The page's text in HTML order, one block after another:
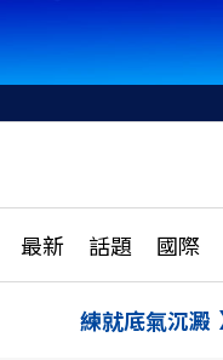
最新 話題 國際
活動
話題
練就底氣沉澱